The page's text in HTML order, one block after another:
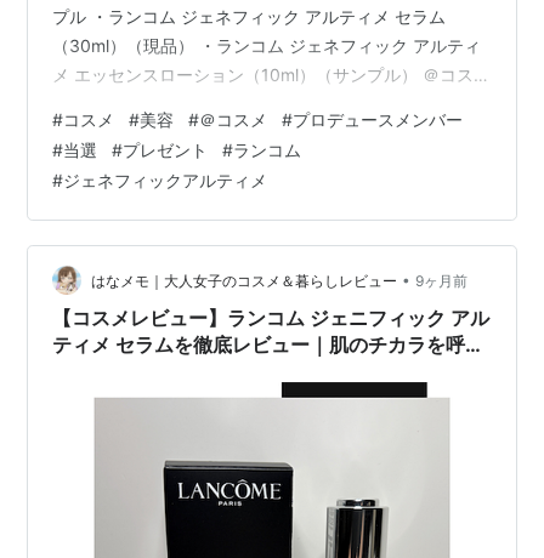
プル ・ランコム ジェネフィック アルティメ セラム
（30ml）（現品） ・ランコム ジェネフィック アルティ
メ エッセンスローション（10ml）（サンプル） ＠コスメ
ラム＆エッセンスローション 確かこちら、人気の美容液
ですよね。 思いがけない、うれしいプレゼントでした。
乾燥が気になってきたこの季節、早速本日から使わせて
いただきます！ ＠コスメさん、ランコムさん、ありがと
うございます！ またしてもリピートしたくなる、 ランコ
ムさん…
#コスメ #美容 #＠コスメ #プロデュースメンバー
#当選 #プレゼント #ランコム
#ジェネフィックアルティメ
はなメモ｜大人女子のコスメ＆暮らしレビュー • 9ヶ月前
【コスメレビュー】ランコム ジェニフィック アル
ティメ セラムを徹底レビュー｜肌のチカラを呼び